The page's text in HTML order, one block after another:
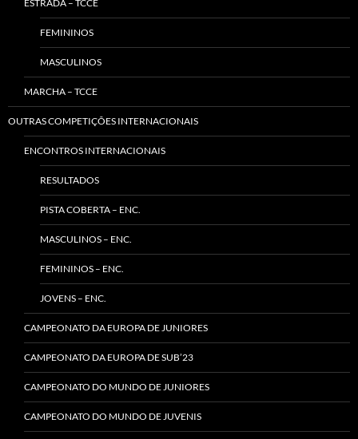
ESTRADA – TCCE
FEMININOS
MASCULINOS
MARCHA – TCCE
OUTRAS COMPETIÇÕES INTERNACIONAIS
ENCONTROS INTERNACIONAIS
RESULTADOS
PISTA COBERTA – ENC.
MASCULINOS – ENC.
FEMININOS – ENC.
JOVENS – ENC.
CAMPEONATO DA EUROPA DE JUNIORES
CAMPEONATO DA EUROPA DE SUB’23
CAMPEONATO DO MUNDO DE JUNIORES
CAMPEONATO DO MUNDO DE JUVENIS